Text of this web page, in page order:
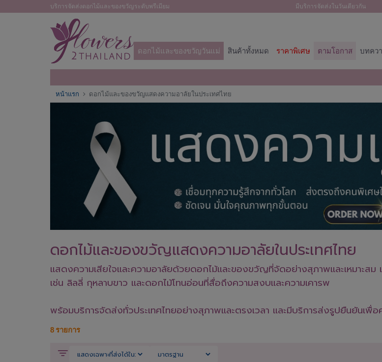
บริการจัดส่งดอกไม้และของขวัญระดับพรีเมียม มีบริการจัดส่งในวันเดียวกัน
ดอกไม้และของขวัญวันแม่ สินค้าทั้งหมด ราคาพิเศษ ตามโอกาส บทคว
หน้าแรก ดอกไม้และของขวัญแสดงความอาลัยในประเทศไทย
ดอกไม้และของขวัญแสดงความอาลัยในประเทศไทย
แสดงความเสียใจและความอาลัยด้วยดอกไม้และของขวัญที่จัดอย่างสุภาพและเหมาะส
เช่น ลิลลี่ กุหลาบขาว และดอกไม้โทนอ่อนที่สื่อถึงความสงบและความเคารพ
พร้อมบริการจัดส่งทั่วประเทศไทยอย่างสุภาพและตรงเวลา และมีบริการส่งรูปยืนยันเพื่อ
8 รายการ